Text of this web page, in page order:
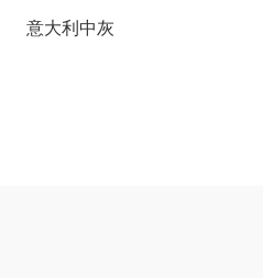
意大利中灰